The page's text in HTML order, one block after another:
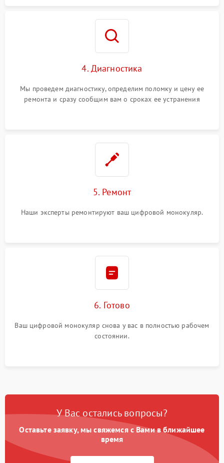
4. Диагностика
Мы проведем диагностику, определим поломку и цену ее
ремонта и сразу сообщим вам о сроках ее устранения
5. Ремонт
Наши эксперты ремонтируют ваш цифровой монокуляр.
6. Готово
Ваш цифровой монокуляр снова у вас в полностью рабочем
состоянии.
У Вас остались вопросы?
Оставьте заявку, мы свяжемся с Вами в ближайшее
время